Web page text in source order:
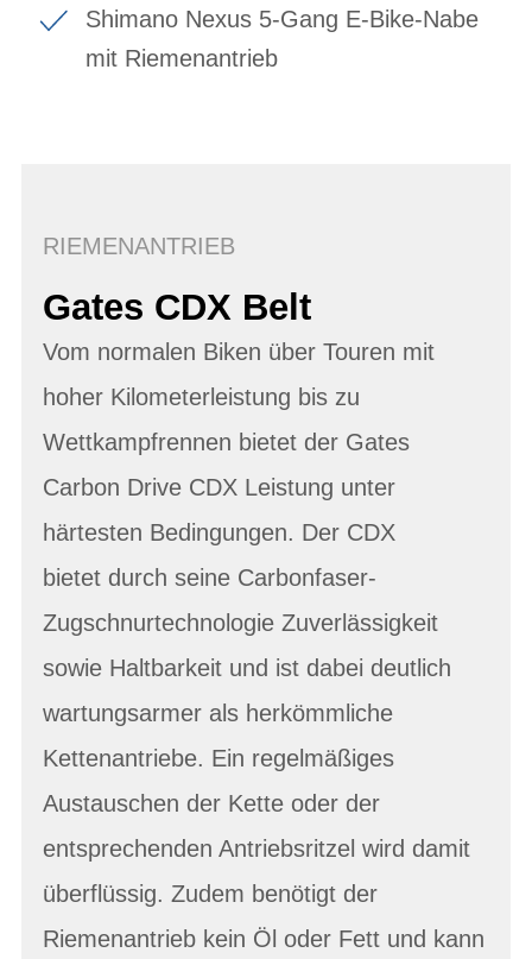
Shimano Nexus 5-Gang E-Bike-Nabe
mit Riemenantrieb
RIEMENANTRIEB
Gates CDX Belt
Vom normalen Biken über Touren mit
hoher Kilometerleistung bis zu
Wettkampfrennen bietet der Gates
Carbon Drive CDX Leistung unter
härtesten Bedingungen. Der CDX
bietet durch seine Carbonfaser-
Zugschnurtechnologie Zuverlässigkeit
sowie Haltbarkeit und ist dabei deutlich
wartungsarmer als herkömmliche
Kettenantriebe. Ein regelmäßiges
Austauschen der Kette oder der
entsprechenden Antriebsritzel wird damit
überflüssig. Zudem benötigt der
Riemenantrieb kein Öl oder Fett und kann